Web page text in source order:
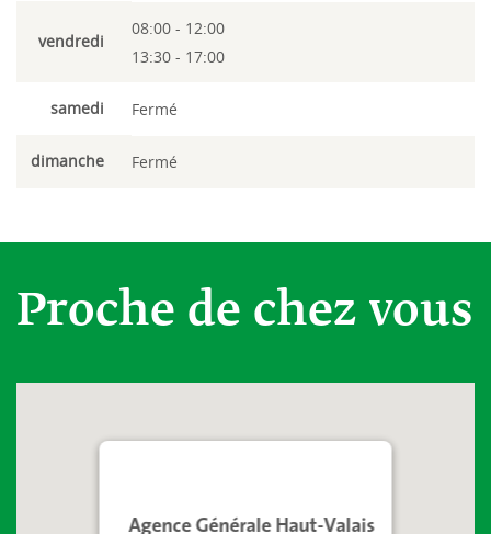
vendredi
08:00 - 12:00
13:30 - 17:00
samedi Fermé
dimanche Fermé
Proche de chez vous
Agence Générale Haut-Valais